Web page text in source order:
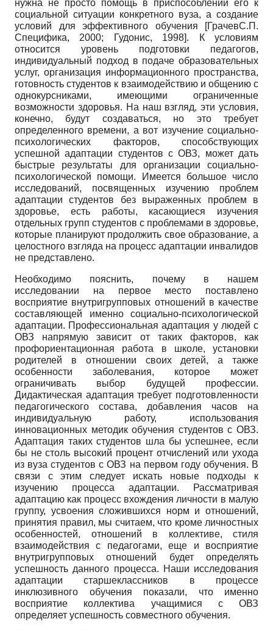
нужна не просто помощь в приспособлении его к
социальной ситуации конкретного вуза, а создание
условий для эффективного обучения
[ГрачевС.П.
Специфика, 2000; Гудонис, 1998]. К условиям
относится уровень подготовки педагогов,
индивидуальный подход в подаче образовательных
услуг, организация информационного пространства,
готовность студентов к взаимодействию и общению с
однокурсниками, имеющими ограниченные
возможности здоровья. На наш взгляд, эти условия,
конечно, будут создаваться, но это требует
определенного времени, а вот изучение социально-
психологических факторов, способствующих
успешной адаптации студентов с ОВЗ, может дать
быстрые результаты для организации социально-
психологической помощи. Имеется большое число
исследований, посвященных изучению проблем
адаптации студентов без выраженных проблем в
здоровье, есть работы, касающиеся изучения
отдельных групп студентов с проблемами в здоровье,
которые планируют продолжить свое образование, а
целостного взгляда на процесс адаптации инвалидов
не представлено.
Необходимо пояснить, почему в нашем
исследовании на первое место поставлено
восприятие внутригрупповых отношений в качестве
составляющей именно социально-психологической
адаптации. Профессиональная адаптация у людей с
ОВЗ напрямую зависит от таких факторов, как
профориентационная работа в школе, установки
родителей в отношении своих детей, а также
особенности заболевания, которое может
ограничивать выбор будущей профессии.
Дидактическая адаптация требует подготовленности
педагогического состава, добавления часов на
индивидуальную работу, использования
инновационных методик обучения студентов с ОВЗ.
Адаптация таких студентов шла бы успешнее, если
бы не столь высокий процент отчислений или ухода
из вуза студентов с ОВЗ на первом году обучения. В
связи с этим следует искать новые подходы к
изучению процесса адаптации. Рассматривая
адаптацию как процесс вхождения личности в малую
группу, усвоения сложившихся норм и отношений,
принятия правил, мы считаем, что кроме личностных
особенностей, отношений в коллективе, стиля
взаимодействия с педагогами, еще и восприятие
внутригрупповых отношений будет определять
успешность данного процесса. Наши исследования
адаптации старшеклассников в процессе
инклюзивного обучения показали, что именно
восприятие коллектива учащимися с ОВЗ
определяет успешность совместного обучения.